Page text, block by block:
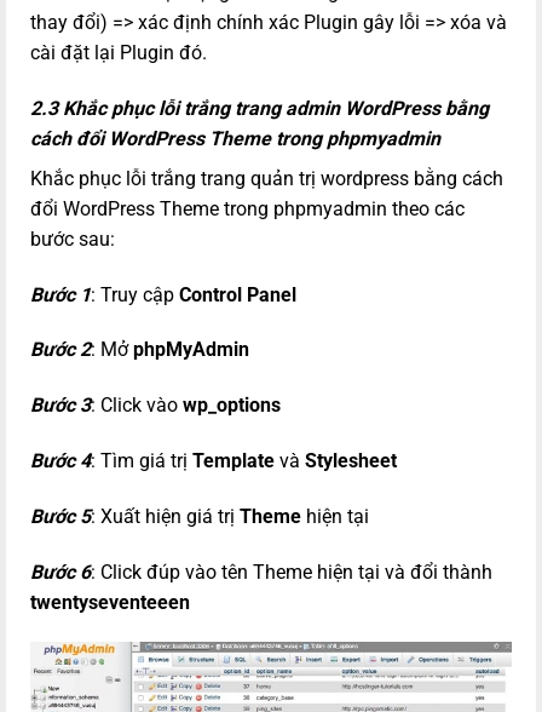
thay đổi) => xác định chính xác Plugin gây lỗi => xóa và
cài đặt lại Plugin đó.
2.3 Khắc phục lỗi trắng trang admin WordPress bằng
cách đổi WordPress Theme trong phpmyadmin
Khắc phục lỗi trắng trang quản trị wordpress bằng cách
đổi WordPress Theme trong phpmyadmin theo các
bước sau:
Bước 1: Truy cập Control Panel
Bước 2: MởphpMyAdmin
Bước 3: Click vào wp_options
Bước 4: Tìm giá trị Template và Stylesheet
Bước 5: Xuất hiện giá trị Theme hiện tại
Bước 6: Click đúp vào tên Theme hiện tại và đổi thành
twentyseventeeen